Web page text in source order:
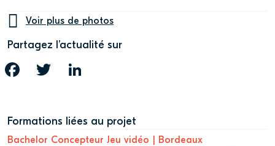
Voir plus de photos
Partagez l’actualité sur
FACEBOOK TWITTER
Formations liées au projet
Bachelor Concepteur Jeu vidéo | Bordeaux